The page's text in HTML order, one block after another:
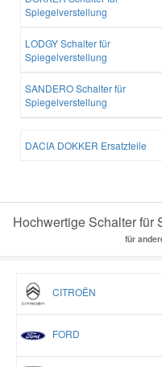
Spiegelverstellung
LODGY Schalter für
Spiegelverstellung
SANDERO Schalter für
Spiegelverstellung
DACIA DOKKER Ersatzteile
Hochwertige Schalter für
für
CITROËN
FORD